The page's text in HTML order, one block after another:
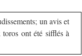
un avis et
ont été sifflés à